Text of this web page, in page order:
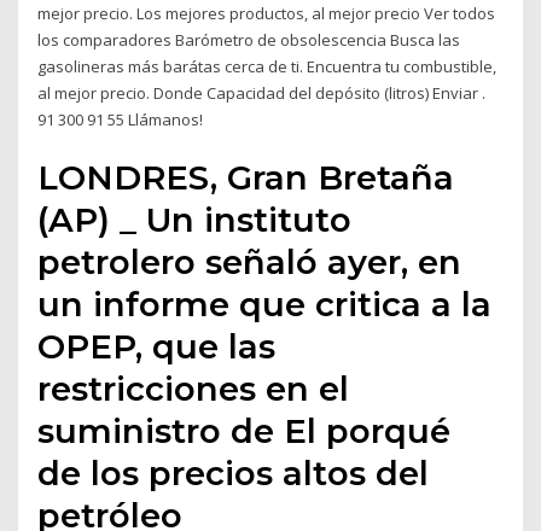
mejor precio. Los mejores productos, al mejor precio Ver todos
los comparadores Barómetro de obsolescencia Busca las
gasolineras más barátas cerca de ti. Encuentra tu combustible,
al mejor precio. Donde Capacidad del depósito (litros) Enviar .
91 300 91 55 Llámanos!
LONDRES, Gran Bretaña
(AP) _ Un instituto
petrolero señaló ayer, en
un informe que critica a la
OPEP, que las
restricciones en el
suministro de El porqué
de los precios altos del
petróleo